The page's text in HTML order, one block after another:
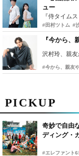
PICKUP
奇妙で自由
ディング・
#エレファント
ュー
#田村ツトム #
『今から
沢村玲、親
#今から、親友